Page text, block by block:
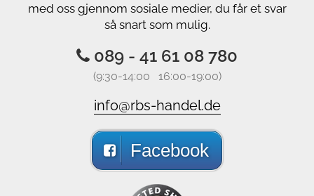
med oss gjennom sosiale medier, du får et svar
så snart som mulig.
089 - 41 61 08 780
(9:30-14:00 16:00-19:00)
info@rbs-handel.de
Facebook